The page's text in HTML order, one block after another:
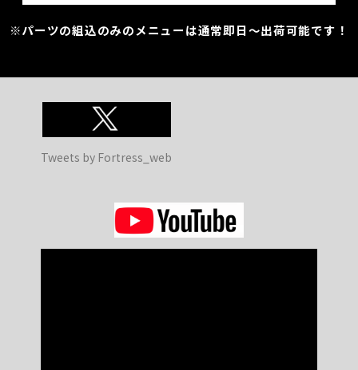
※パーツの組込のみのメニューは通常即日～出荷可能です！
Tweets by Fortress_web